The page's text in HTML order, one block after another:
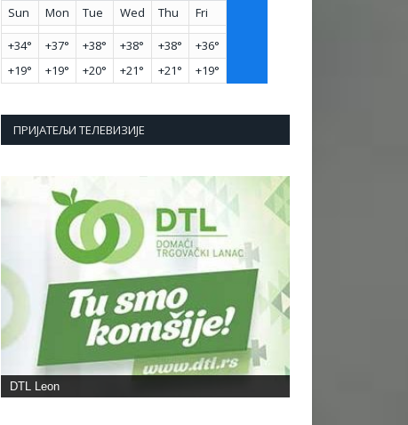
Sun
Mon Tue Wed Thu Fri
+34° +37° +38° +38° +38° +36°
+19° +19° +20° +21° +21° +19°
ПРИЈАТЕЉИ ТЕЛЕВИЗИЈЕ
DTL Leon